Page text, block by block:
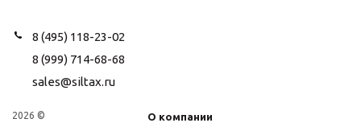
8 (495) 118-23-02
8 (999) 714-68-68
sales@siltax.ru
2026 ©
О компании